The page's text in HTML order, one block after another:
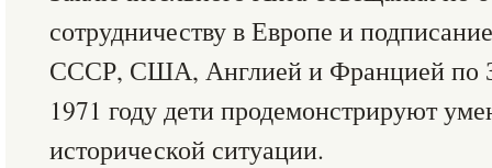
сотрудничеству в Европе и
СССР, США, Англией и Францией по
1971 году дети продемонстрируют
исторической ситуации.